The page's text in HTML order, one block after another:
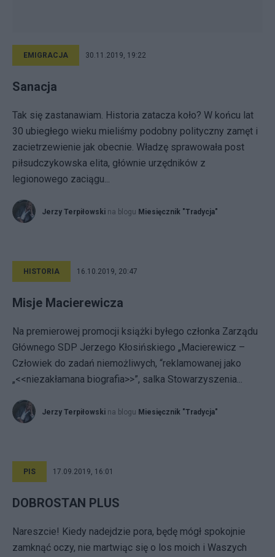
EMIGRACJA 30.11.2019, 19:22
Sanacja
Tak się zastanawiam. Historia zatacza koło? W końcu lat
30 ubiegłego wieku mieliśmy podobny polityczny zamęt i
zacietrzewienie jak obecnie. Władzę sprawowała post
piłsudczykowska elita, głównie urzędników z
legionowego zaciągu...
Jerzy Terpiłowski na blogu Miesięcznik "Tradycja"
HISTORIA 16.10.2019, 20:47
Misje Macierewicza
Na premierowej promocji książki byłego członka Zarządu
Głównego SDP Jerzego Kłosińskiego „Macierewicz –
Człowiek do zadań niemożliwych, “reklamowanej jako
„<<niezakłamana biografia>>”, salka Stowarzyszenia...
Jerzy Terpiłowski na blogu Miesięcznik "Tradycja"
PIS 17.09.2019, 16:01
DOBROSTAN PLUS
Nareszcie! Kiedy nadejdzie pora, będę mógł spokojnie
zamknąć oczy, nie martwiąc się o los moich i Waszych